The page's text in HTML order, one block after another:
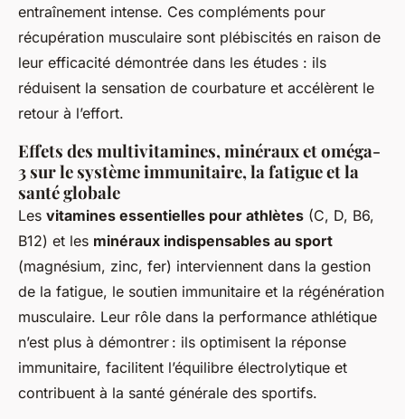
entraînement intense. Ces compléments pour
récupération musculaire sont plébiscités en raison de
leur efficacité démontrée dans les études : ils
réduisent la sensation de courbature et accélèrent le
retour à l’effort.
Effets des multivitamines, minéraux et oméga-
3 sur le système immunitaire, la fatigue et la
santé globale
Les vitamines essentielles pour athlètes (C, D, B6,
B12) et les minéraux indispensables au sport
(magnésium, zinc, fer) interviennent dans la gestion
de la fatigue, le soutien immunitaire et la régénération
musculaire. Leur rôle dans la performance athlétique
n’est plus à démontrer : ils optimisent la réponse
immunitaire, facilitent l’équilibre électrolytique et
contribuent à la santé générale des sportifs.